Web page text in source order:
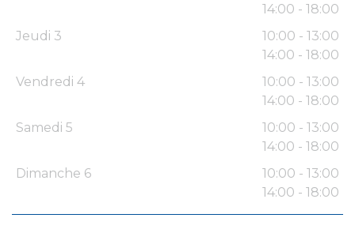
14:00 - 18:00
Jeudi 3
10:00 - 13:00
14:00 - 18:00
Vendredi 4
10:00 - 13:00
14:00 - 18:00
Samedi 5
10:00 - 13:00
14:00 - 18:00
Dimanche 6
10:00 - 13:00
14:00 - 18:00